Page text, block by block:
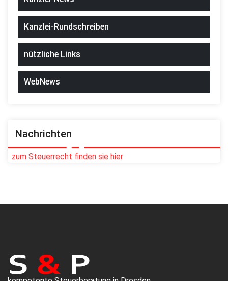
Kanzlei-Rundschreiben
nützliche Links
WebNews
Nachrichten
zum Steuerrecht finden sie hier